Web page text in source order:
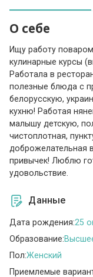
О себе
Ищу работу
кулинарные курсы
Работала в
полезные блюда с
белорусскую,
кухню! Работая
малышу детскую,
чистоплотная,
доброжелательная
привычек! Люблю
удовольствие.
Данные
Дата рождения:25
Образование:
Пол:Женский
Приемлемые